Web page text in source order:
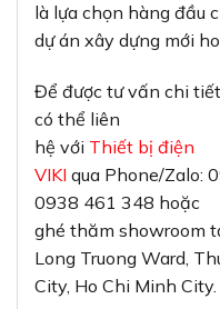
là lựa chọn hàng đầu
dự án xây dựng mới
Để được tư vấn chi
có thể liên
hệ với Thiết bị điện
VIKI qua Phone/Zalo:
0938 461 348 hoặc
ghé thăm showroom
Long Truong Ward,
City, Ho Chi Minh City.